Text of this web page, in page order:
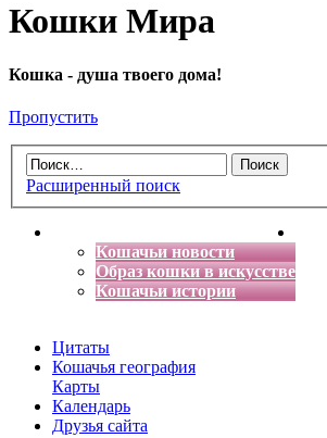
Кошки Мира
Кошка - душа твоего дома!
Пропустить
Расширенный поиск
Кошачьи новости
Образ кошки в искусстве
Кошачьи истории
Цитаты
Кошачья география
Карты
Календарь
Друзья сайта